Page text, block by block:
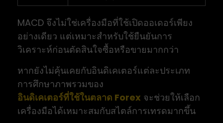
MACD จึงไม่ใช่เครื่องมือที่ใช้เปิดออเดอร์เพียง
อย่างเดียว แต่เหมาะสำหรับใช้ยืนยันการ
วิเคราะห์ก่อนตัดสินใจซื้อหรือขายมากกว่า
หากยังไม่คุ้นเคยกับอินดิเคเตอร์แต่ละประเภท
การศึกษาภาพรวมของ
อินดิเคเตอร์ที่ใช้ในตลาด Forex จะช่วยให้เลือก
เครื่องมือได้เหมาะสมกับสไตล์การเทรดมากขึ้น